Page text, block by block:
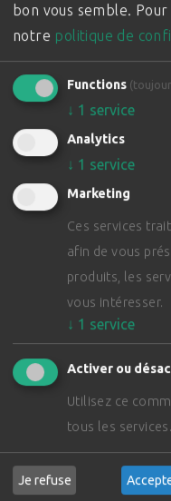
dans
Dynamique et
Solutions
Voilà nos
bon vous semble.
notre politique de
Functions
↓ 1 service
Analytics
↓ 1 service
Marketing
Ces services
afin de vous
produits, les
vous intéresser.
↓ 1 service
Activer ou
Utilisez ce
tous les services.
Je refuse